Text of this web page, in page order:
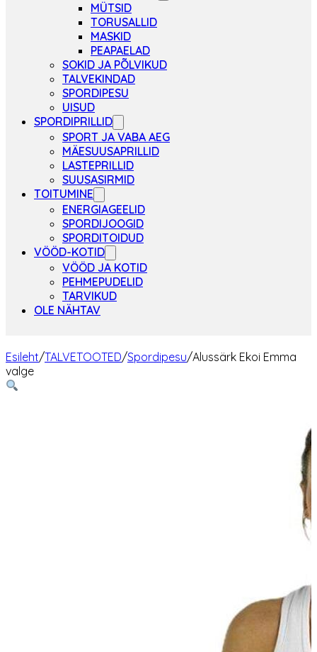
MÜTSID
TORUSALLID
MASKID
PEAPAELAD
SOKID JA PÕLVIKUD
TALVEKINDAD
SPORDIPESU
UISUD
SPORDIPRILLID
SPORT JA VABA AEG
MÄESUUSAPRILLID
LASTEPRILLID
SUUSASIRMID
TOITUMINE
ENERGIAGEELID
SPORDIJOOGID
SPORDITOIDUD
VÖÖD-KOTID
VÖÖD JA KOTID
PEHMEPUDELID
TARVIKUD
OLE NÄHTAV
Esileht/TALVETOOTED/Spordipesu/Alussärk Ekoi Emma
valge